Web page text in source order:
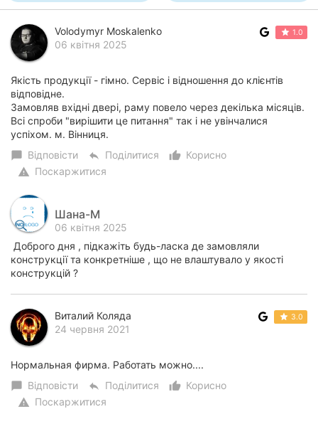
Карпати
Volodymyr Moskalenko
06 квітня 2025
1.0
Якість продукції - гімно. Сервіс і відношення до клієнтів
відповідне.
Замовляв вхідні двері, раму повело через декілька місяців.
Всі спроби "вирішити це питання" так і не увінчалися
успіхом. м. Вінниця.
chat_bubble Відповісти reply Поділитися thumb_up_alt
Корисно
warning Поскаржитися
Шана-М
06 квітня 2025
Доброго дня , підкажіть будь-ласка де замовляли
конструкції та конкретніше , що не влаштувало у якості
конструкцій ?
Виталий Коляда
24 червня 2021
3.0
Нормальная фирма. Работать можно....
chat_bubble Відповісти reply Поділитися thumb_up_alt
Корисно
warning Поскаржитися